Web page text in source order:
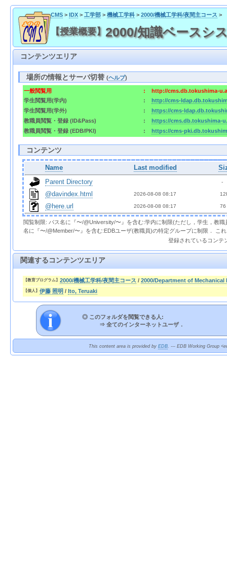
CMS> IDX> 工学部> 機械工学科> 2000/機械工学科/夜間主コース >
【授業概要】 2000/知識ベースシ
コンテンツエリア
場所の情報とサーバ切替(ヘルプ)
一般閲覧用 :
http://cms.db.tokushima-
学生閲覧用(学内)
:
http://cms-
学生閲覧用(学外)
:
https://cms-
教職員閲覧・登録 (ID&Pass)
:
https://cms.db.tokushima-
教職員閲覧・登録 (EDB/PKI)
: https://cms-
コンテンツ
Name Last modified
Parent Directory
  -
@davindex.html 2026-08-08 08:17
@here.url 2026-08-08 08:17 76
閲覧制限: パス名に『〜/@University/〜』を含む:学内に制限(ただし，学生，教
名に『〜/@Member/〜』を含む:EDBユーザ(教職員)の特定グループに制限． こ
登録されているコンテ
関連するコンテンツエリア
【教育プログラム】 2000/機械工学科/夜間主コース / 2000/Department of
【個人】 伊藤 照明 / Ito, Teruaki
◎ このフォルダを閲覧できる人:
⇒ 全てのインターネットユーザ．
This content area is provided by EDB. --- EDB Working Group